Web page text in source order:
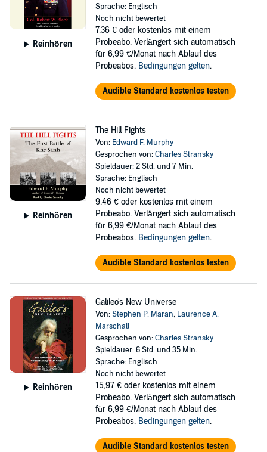
Reinhören
Sprache: Englisch
Noch nicht bewertet
7,36 € oder kostenlos mit einem
Probeabo. Verlängert sich automatisch
für 6,99 €/Monat nach Ablauf des
Probeabos. Bedingungen gelten.
Audible Standard kostenlos testen
Reinhören
The Hill Fights
Von: Edward F. Murphy
Gesprochen von:Charles Stransky
Spieldauer: 2 Std. und 7 Min.
Sprache: Englisch
Noch nicht bewertet
9,46 € oder kostenlos mit einem
Probeabo. Verlängert sich automatisch
für 6,99 €/Monat nach Ablauf des
Probeabos. Bedingungen gelten.
Audible Standard kostenlos testen
Reinhören
Galileo's New Universe
Von:Stephen P. Maran, Laurence A.
Marschall
Gesprochen von:Charles Stransky
Spieldauer: 6 Std. und 35 Min.
Sprache: Englisch
Noch nicht bewertet
15,97 € oder kostenlos mit einem
Probeabo. Verlängert sich automatisch
für 6,99 €/Monat nach Ablauf des
Probeabos. Bedingungen gelten.
Audible Standard kostenlos testen